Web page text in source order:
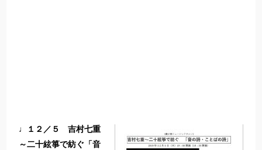
♩１２／５ 吉村七重
～二十絃箏で紡ぐ「音